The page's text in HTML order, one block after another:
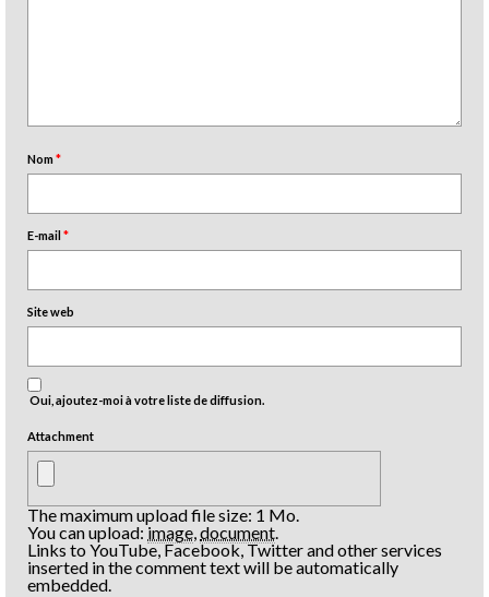
Nom*
E-mail *
Site web
Oui, ajoutez-moi à votre liste de diffusion.
Attachment
The maximum upload file size: 1 Mo.
You can upload: image,document.
Links to YouTube, Facebook, Twitter and other services
inserted in the comment text will be automatically
embedded.